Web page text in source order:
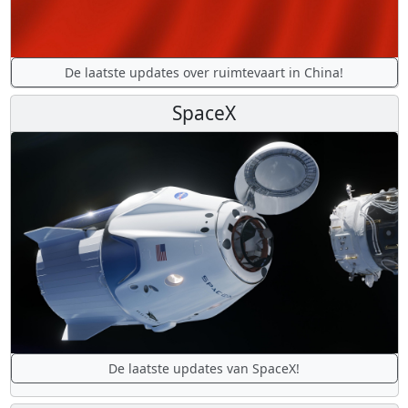
De laatste updates over ruimtevaart in China!
SpaceX
De laatste updates van SpaceX!